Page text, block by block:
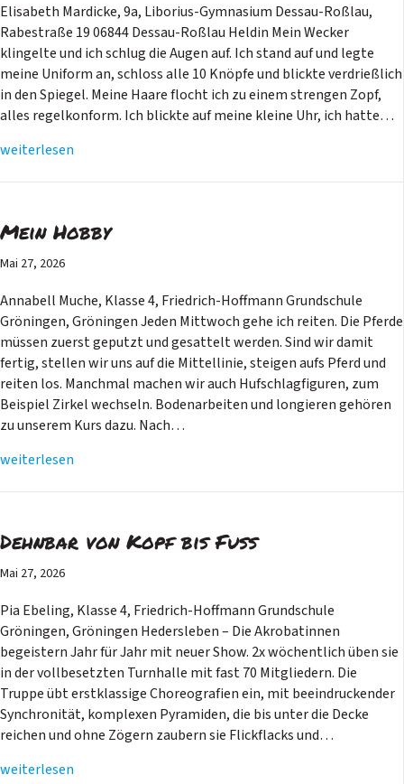
Elisabeth Mardicke, 9a, Liborius-Gymnasium Dessau-Roßlau,
Rabestraße 19 06844 Dessau-Roßlau Heldin Mein Wecker
klingelte und ich schlug die Augen auf. Ich stand auf und legte
meine Uniform an, schloss alle 10 Knöpfe und blickte verdrießlich
in den Spiegel. Meine Haare flocht ich zu einem strengen Zopf,
alles regelkonform. Ich blickte auf meine kleine Uhr, ich hatte…
weiterlesen
Mein Hobby
Mai 27, 2026
Annabell Muche, Klasse 4, Friedrich-Hoffmann Grundschule
Gröningen, Gröningen Jeden Mittwoch gehe ich reiten. Die Pferde
müssen zuerst geputzt und gesattelt werden. Sind wir damit
fertig, stellen wir uns auf die Mittellinie, steigen aufs Pferd und
reiten los. Manchmal machen wir auch Hufschlagfiguren, zum
Beispiel Zirkel wechseln. Bodenarbeiten und longieren gehören
zu unserem Kurs dazu. Nach…
weiterlesen
Dehnbar von Kopf bis Fuß
Mai 27, 2026
Pia Ebeling, Klasse 4, Friedrich-Hoffmann Grundschule
Gröningen, Gröningen Hedersleben – Die Akrobatinnen
begeistern Jahr für Jahr mit neuer Show. 2x wöchentlich üben sie
in der vollbesetzten Turnhalle mit fast 70 Mitgliedern. Die
Truppe übt erstklassige Choreografien ein, mit beeindruckender
Synchronität, komplexen Pyramiden, die bis unter die Decke
reichen und ohne Zögern zaubern sie Flickflacks und…
weiterlesen